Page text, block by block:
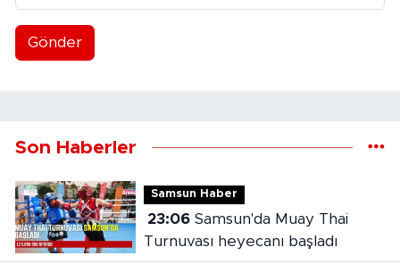
Gönder
Son Haberler
Samsun Haber
23:06Samsun'da Muay Thai
Turnuvası heyecanı başladı